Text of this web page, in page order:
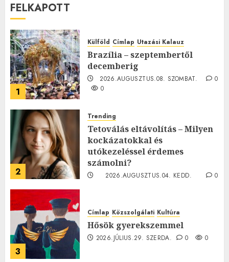
FELKAPOTT
1
Külföld Címlap Utazási Kalauz
Brazília – szeptembertől
decemberig
2026.AUGUSZTUS.08. SZOMBAT.
0
0
2
Trending
Tetoválás eltávolítás – Milyen
kockázatokkal és
utókezeléssel érdemes
számolni?
2026.AUGUSZTUS.04. KEDD.
0
3
Címlap Közszolgálati Kultúra
Hősök gyerekszemmel
2026.JÚLIUS.29. SZERDA. 0 0